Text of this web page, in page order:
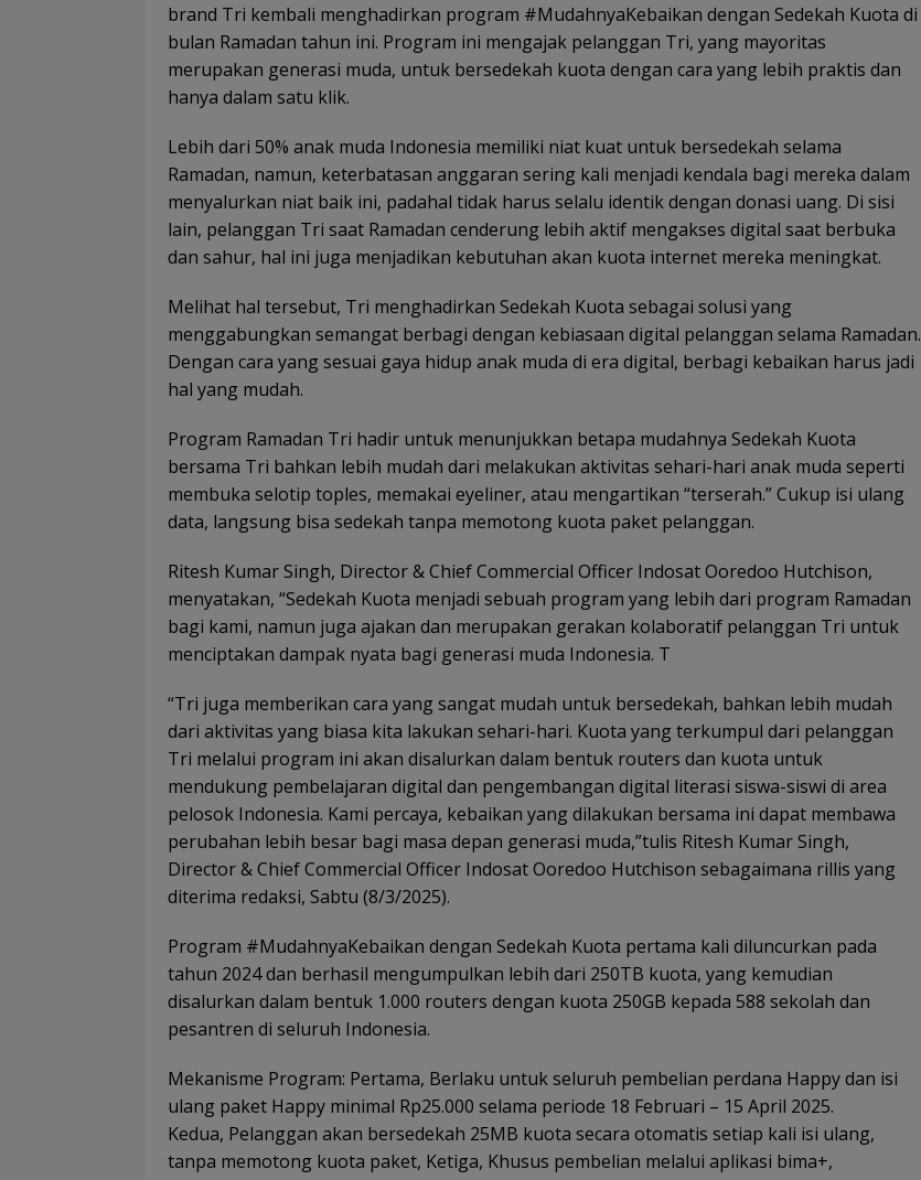
brand Tri kembali menghadirkan program #MudahnyaKebaikan dengan Sedekah Kuota di
bulan Ramadan tahun ini. Program ini mengajak pelanggan Tri, yang mayoritas
merupakan generasi muda, untuk bersedekah kuota dengan cara yang lebih praktis dan
hanya dalam satu klik.
Lebih dari 50% anak muda Indonesia memiliki niat kuat untuk bersedekah selama
Ramadan, namun, keterbatasan anggaran sering kali menjadi kendala bagi mereka dalam
menyalurkan niat baik ini, padahal tidak harus selalu identik dengan donasi uang. Di sisi
lain, pelanggan Tri saat Ramadan cenderung lebih aktif mengakses digital saat berbuka
dan sahur, hal ini juga menjadikan kebutuhan akan kuota internet mereka meningkat.
Melihat hal tersebut, Tri menghadirkan Sedekah Kuota sebagai solusi yang
menggabungkan semangat berbagi dengan kebiasaan digital pelanggan selama Ramadan.
Dengan cara yang sesuai gaya hidup anak muda di era digital, berbagi kebaikan harus jadi
hal yang mudah.
Program Ramadan Tri hadir untuk menunjukkan betapa mudahnya Sedekah Kuota
bersama Tri bahkan lebih mudah dari melakukan aktivitas sehari-hari anak muda seperti
membuka selotip toples, memakai eyeliner, atau mengartikan “terserah.” Cukup isi ulang
data, langsung bisa sedekah tanpa memotong kuota paket pelanggan.
Ritesh Kumar Singh, Director & Chief Commercial Officer Indosat Ooredoo Hutchison,
menyatakan, “Sedekah Kuota menjadi sebuah program yang lebih dari program Ramadan
bagi kami, namun juga ajakan dan merupakan gerakan kolaboratif pelanggan Tri untuk
menciptakan dampak nyata bagi generasi muda Indonesia. T
“Tri juga memberikan cara yang sangat mudah untuk bersedekah, bahkan lebih mudah
dari aktivitas yang biasa kita lakukan sehari-hari. Kuota yang terkumpul dari pelanggan
Tri melalui program ini akan disalurkan dalam bentuk routers dan kuota untuk
mendukung pembelajaran digital dan pengembangan digital literasi siswa-siswi di area
pelosok Indonesia. Kami percaya, kebaikan yang dilakukan bersama ini dapat membawa
perubahan lebih besar bagi masa depan generasi muda,”tulis Ritesh Kumar Singh,
Director & Chief Commercial Officer Indosat Ooredoo Hutchison sebagaimana rillis yang
diterima redaksi, Sabtu (8/3/2025).
Program #MudahnyaKebaikan dengan Sedekah Kuota pertama kali diluncurkan pada
tahun 2024 dan berhasil mengumpulkan lebih dari 250TB kuota, yang kemudian
disalurkan dalam bentuk 1.000 routers dengan kuota 250GB kepada 588 sekolah dan
pesantren di seluruh Indonesia.
Mekanisme Program: Pertama, Berlaku untuk seluruh pembelian perdana Happy dan isi
ulang paket Happy minimal Rp25.000 selama periode 18 Februari – 15 April 2025.
Kedua, Pelanggan akan bersedekah 25MB kuota secara otomatis setiap kali isi ulang,
tanpa memotong kuota paket, Ketiga, Khusus pembelian melalui aplikasi bima+,